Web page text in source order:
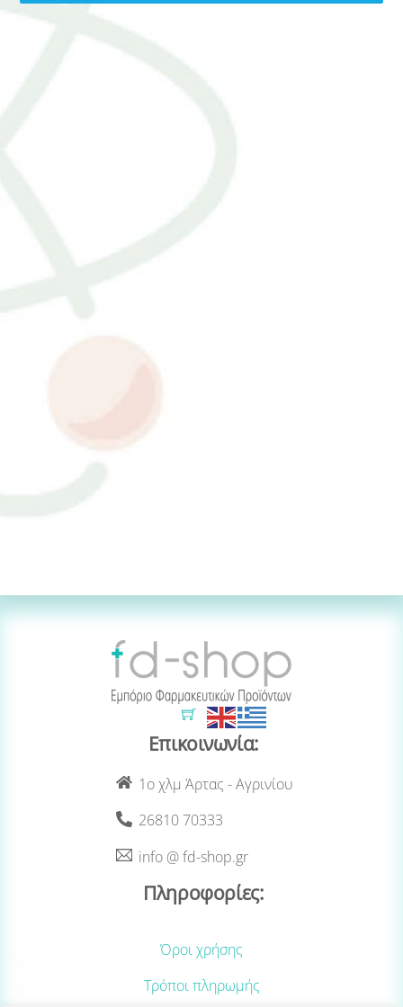
Cart
Επικοινωνία:
1ο χλμ Άρτας - Αγρινίου
26810 70333
info @ fd-shop.gr
Πληροφορίες:
Όροι χρήσης
Τρόποι πληρωμής